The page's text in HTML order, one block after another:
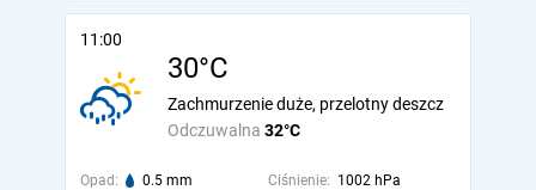
11:00
30°C
Odczuwalna 32°C
Zachmurzenie duże, przelotny deszcz
Opad: 0.5 mm Ciśnienie: 1002 hPa